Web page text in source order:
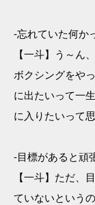
-忘れていた何か
【一斗】う～ん
ボクシングをや
に出たいって一
に入りたいって
-目標があると頑
【一斗】ただ、
ていないという